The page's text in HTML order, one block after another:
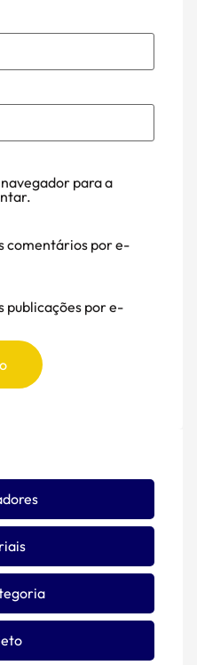
para a
comentários por e-
publicações por e-